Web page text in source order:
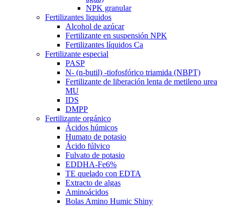
NPK granular
Fertilizantes liquidos
Alcohol de azúcar
Fertilizante en suspensión NPK
Fertilizantes líquidos Ca
Fertilizante especial
PASP
N- (n-butil) -tiofosfórico triamida (NBPT)
Fertilizante de liberación lenta de metileno urea
MU
IDS
DMPP
Fertilizante orgánico
Ácidos húmicos
Humato de potasio
Ácido fúlvico
Fulvato de potasio
EDDHA-Fe6%
TE quelado con EDTA
Extracto de algas
Aminoácidos
Bolas Amino Humic Shiny